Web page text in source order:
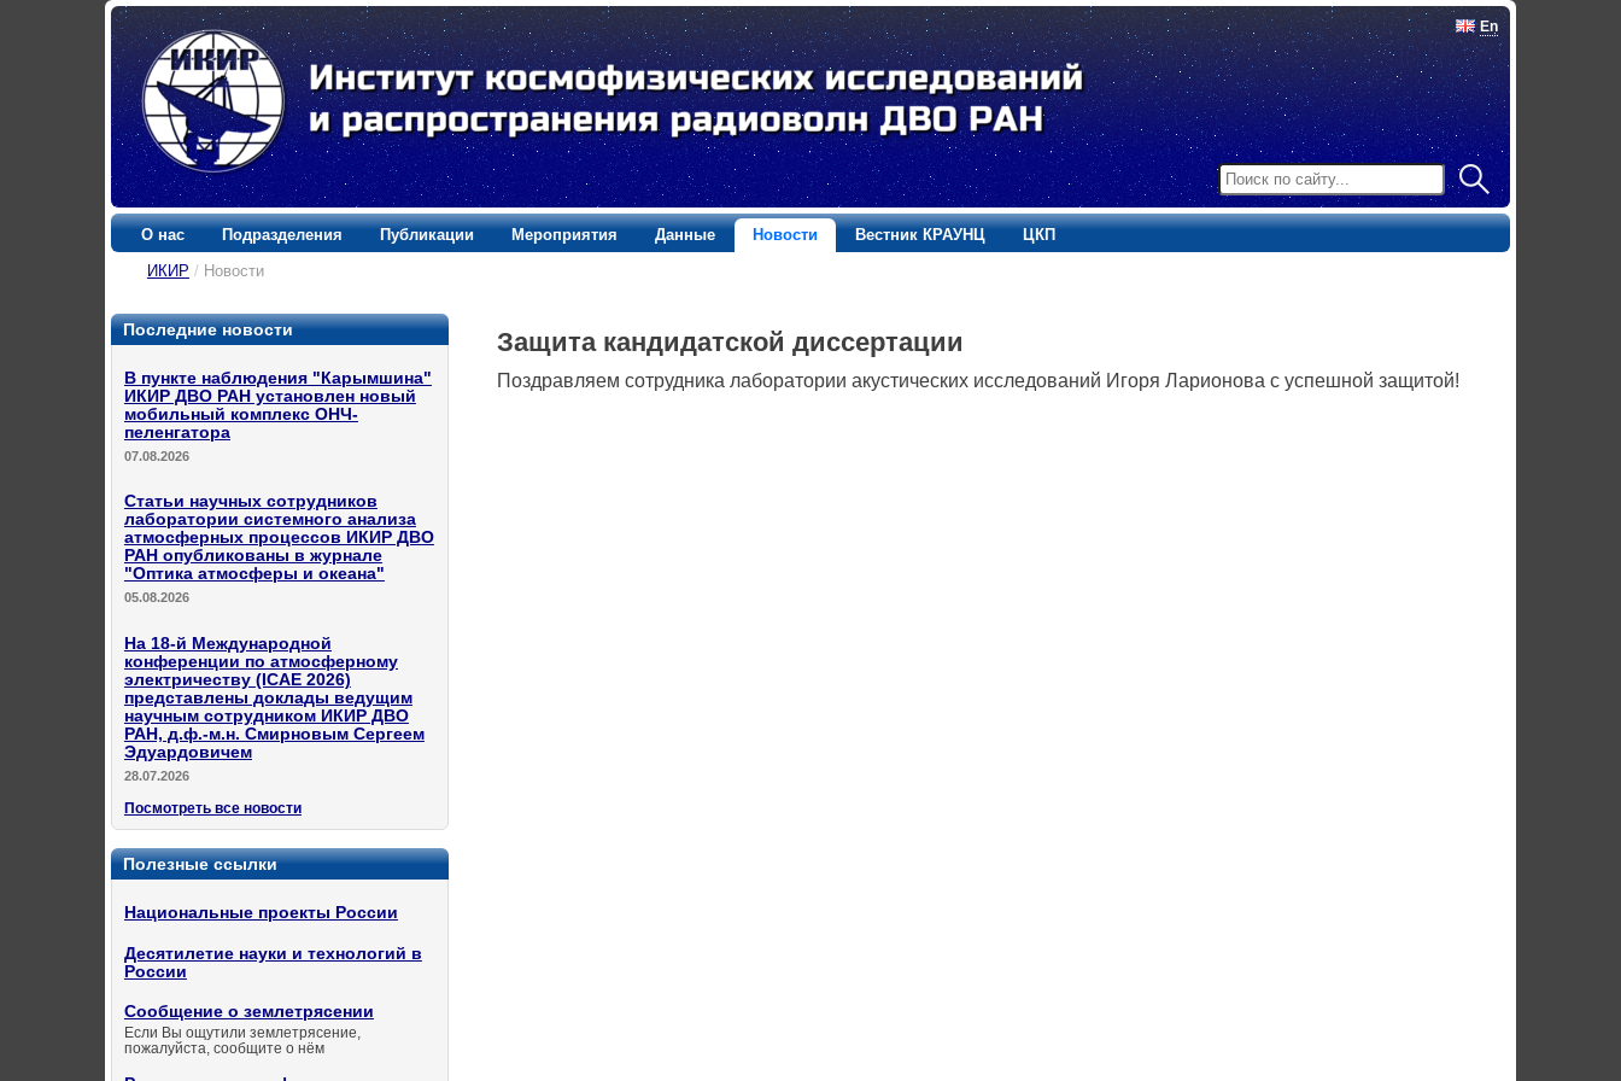
En
О нас Подразделения Публикации Мероприятия Данные Новости Вестник КРАУНЦ
ЦКП
ИКИР / Новости
Последние новости
В пункте наблюдения "Карымшина"
ИКИР ДВО РАН установлен новый
мобильный комплекс ОНЧ-
пеленгатора
07.08.2026
Статьи научных сотрудников
лаборатории системного анализа
атмосферных процессов ИКИР ДВО
РАН опубликованы в журнале
"Оптика атмосферы и океана"
05.08.2026
На 18-й Международной
конференции по атмосферному
электричеству (ICAE 2026)
представлены доклады ведущим
научным сотрудником ИКИР ДВО
РАН, д.ф.-м.н. Смирновым Сергеем
Эдуардовичем
28.07.2026
Посмотреть все новости
Полезные ссылки
Национальные проекты России
Десятилетие науки и технологий в
России
Сообщение о землетрясении
Если Вы ощутили землетрясение,
пожалуйста, сообщите о нём
Защита кандидатской диссертации
Поздравляем сотрудника лаборатории акустических исследований Игоря Ларионова с успешной защитой!